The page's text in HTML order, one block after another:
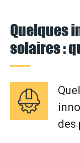
Quelques
solaires :
des